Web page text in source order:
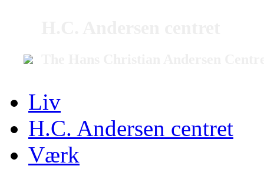
Liv
H.C. Andersen centret
Værk